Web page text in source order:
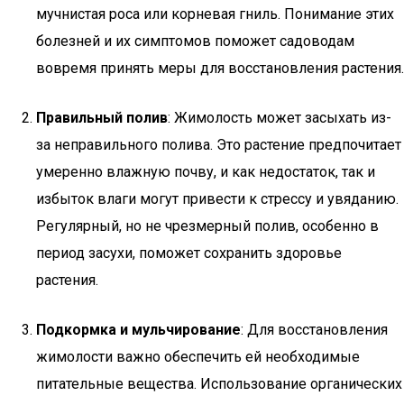
мучнистая роса или корневая гниль. Понимание этих
болезней и их симптомов поможет садоводам
вовремя принять меры для восстановления растения.
Правильный полив: Жимолость может засыхать из-
за неправильного полива. Это растение предпочитает
умеренно влажную почву, и как недостаток, так и
избыток влаги могут привести к стрессу и увяданию.
Регулярный, но не чрезмерный полив, особенно в
период засухи, поможет сохранить здоровье
растения.
Подкормка и мульчирование: Для восстановления
жимолости важно обеспечить ей необходимые
питательные вещества. Использование органических